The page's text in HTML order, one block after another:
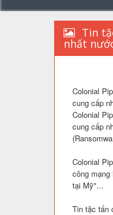
Tin
nhất
Colonial
cung cấp
Colonial
cung cấp
Colonial
công
tại Mỹ"...
Tin tặc tấn